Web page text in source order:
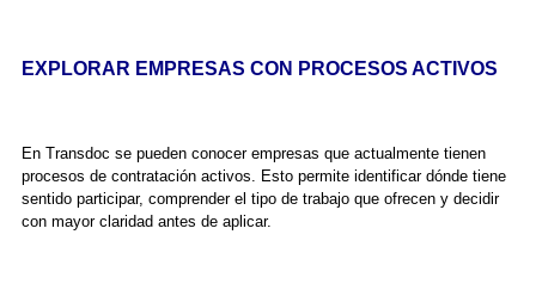
EXPLORAR EMPRESAS CON PROCESOS ACTIVOS
En Transdoc se pueden conocer empresas que actualmente tienen
procesos de contratación activos. Esto permite identificar dónde tiene
sentido participar, comprender el tipo de trabajo que ofrecen y decidir
con mayor claridad antes de aplicar.